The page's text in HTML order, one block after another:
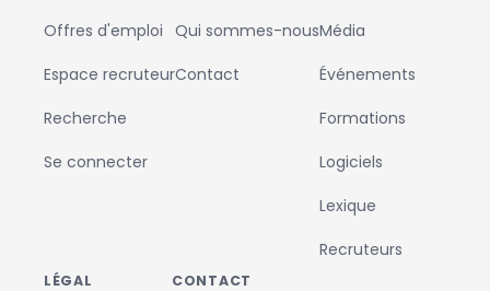
Offres d'emploi
Espace recruteur
Recherche
Se connecter
Qui sommes-nous
Contact
Média
Événements
Formations
Logiciels
Lexique
Recruteurs
LÉGAL CONTACT